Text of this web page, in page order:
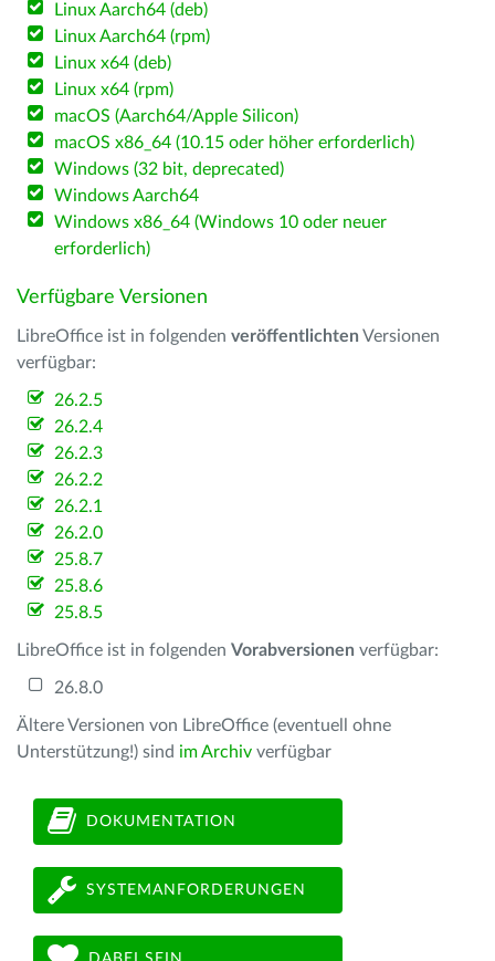
Linux Aarch64 (deb)
Linux Aarch64 (rpm)
Linux x64 (deb)
Linux x64 (rpm)
macOS (Aarch64/Apple Silicon)
macOS x86_64 (10.15 oder höher erforderlich)
Windows (32 bit, deprecated)
Windows Aarch64
Windows x86_64 (Windows 10 oder neuer
erforderlich)
Verfügbare Versionen
LibreOffice ist in folgenden veröffentlichten Versionen
verfügbar:
26.2.5
26.2.4
26.2.3
26.2.2
26.2.1
26.2.0
25.8.7
25.8.6
25.8.5
LibreOffice ist in folgenden Vorabversionen verfügbar:
26.8.0
Ältere Versionen von LibreOffice (eventuell ohne
Unterstützung!) sind im Archiv verfügbar
DOKUMENTATION
SYSTEMANFORDERUNGEN